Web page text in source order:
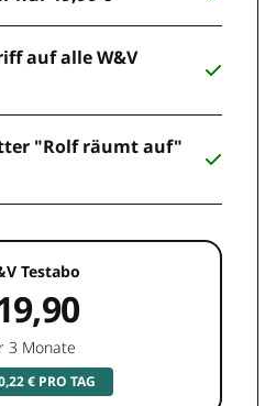
auf alle W&V
"Rolf räumt auf"
Testabo
3 Monate
€ PRO TAG